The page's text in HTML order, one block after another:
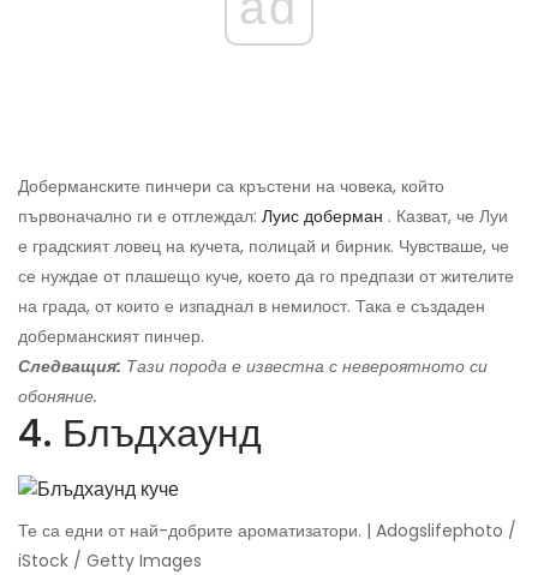
Доберманските пинчери са кръстени на човека, който
първоначално ги е отглеждал: Луис доберман . Казват, че Луи
е градският ловец на кучета, полицай и бирник. Чувстваше, че
се нуждае от плашещо куче, което да го предпази от жителите
на града, от които е изпаднал в немилост. Така е създаден
доберманският пинчер.
Следващия: Тази порода е известна с невероятното си
обоняние.
4. Блъдхаунд
Те са едни от най-добрите ароматизатори. | Adogslifephoto /
iStock / Getty Images